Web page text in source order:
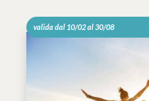
valida dal 10/02 al 30/08